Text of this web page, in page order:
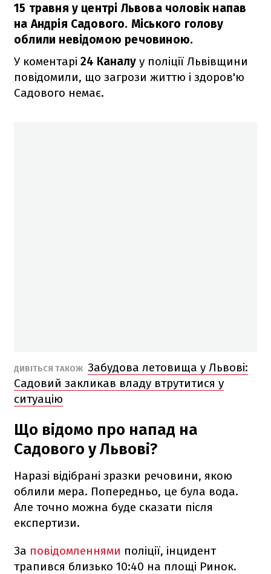
15 травня у центрі Львова чоловік напав
на Андрія Садового. Міського голову
облили невідомою речовиною.
У коментарі 24 Каналу у поліції Львівщини
повідомили, що загрози життю і здоров'ю
Садового немає.
ДИВІТЬСЯ ТАКОЖ Забудова летовища у Львові:
Садовий закликав владу втрутитися у
ситуацію
Що відомо про напад на
Садового у Львові?
Наразі відібрані зразки речовини, якою
облили мера. Попередньо, це була вода.
Але точно можна буде сказати після
експертизи.
За повідомленнями поліції, інцидент
трапився близько 10:40 на площі Ринок.